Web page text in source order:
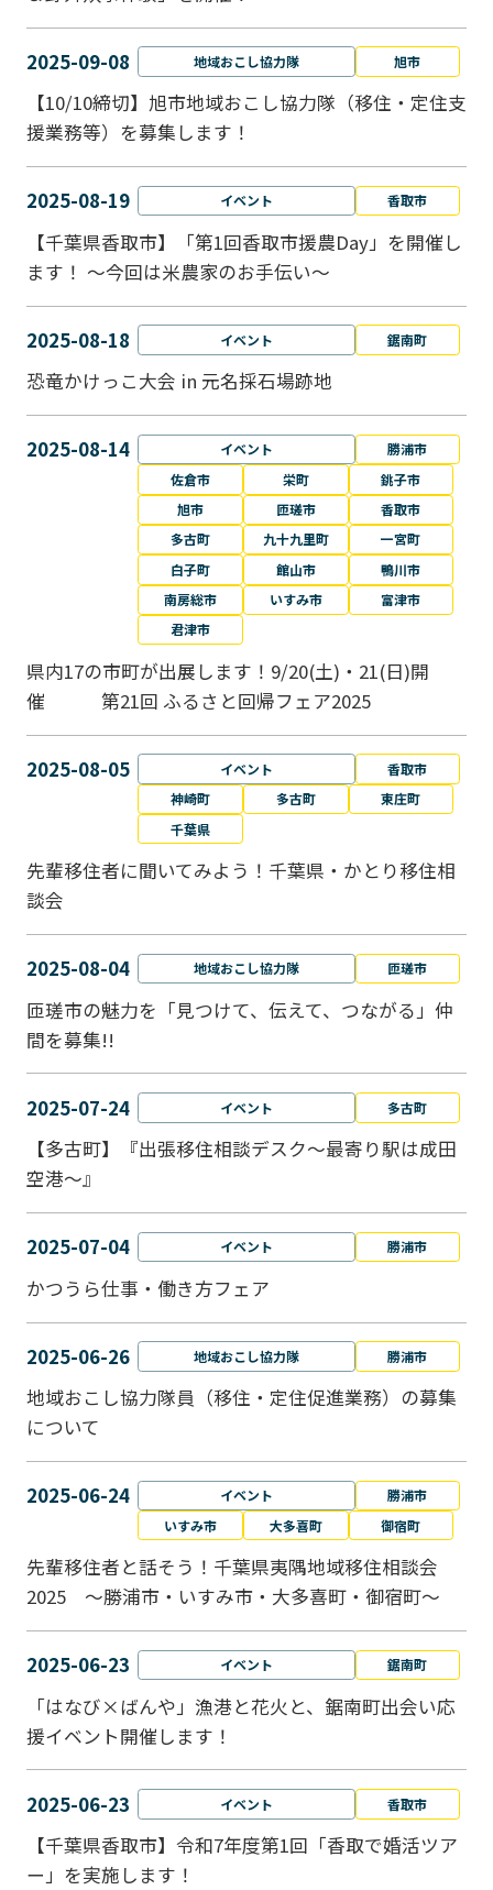
2025-09-08 地域おこし協力隊 旭市
【10/10締切】旭市地域おこし協力隊（移住・定住支
援業務等）を募集します！
2025-08-19 イベント 香取市
【千葉県香取市】「第1回香取市援農Day」を開催し
ます！ ～今回は米農家のお手伝い～
2025-08-18 イベント 鋸南町
恐竜かけっこ大会 in 元名採石場跡地
2025-08-14 イベント
勝浦市
佐倉市
栄町
銚子市
旭市
匝瑳市
香取市
多古町
九十九里町
一宮町
白子町
館山市
鴨川市
南房総市
いすみ市
富津市
君津市
県内17の市町が出展します！9/20(土)・21(日)開
催 第21回 ふるさと回帰フェア2025
2025-08-05 イベント
香取市
神崎町
多古町
東庄町
千葉県
先輩移住者に聞いてみよう！千葉県・かとり移住相
談会
2025-08-04 地域おこし協力隊 匝瑳市
匝瑳市の魅力を「見つけて、伝えて、つながる」仲
間を募集!!
2025-07-24 イベント 多古町
【多古町】『出張移住相談デスク～最寄り駅は成田
空港～』
2025-07-04 イベント 勝浦市
かつうら仕事・働き方フェア
2025-06-26 地域おこし協力隊 勝浦市
地域おこし協力隊員（移住・定住促進業務）の募集
について
2025-06-24 イベント
勝浦市
いすみ市
大多喜町 御宿町
先輩移住者と話そう！千葉県夷隅地域移住相談会
2025 ～勝浦市・いすみ市・大多喜町・御宿町～
2025-06-23 イベント 鋸南町
「はなび×ばんや」漁港と花火と、鋸南町出会い応
援イベント開催します！
2025-06-23 イベント 香取市
【千葉県香取市】令和7年度第1回「香取で婚活ツア
ー」を実施します！